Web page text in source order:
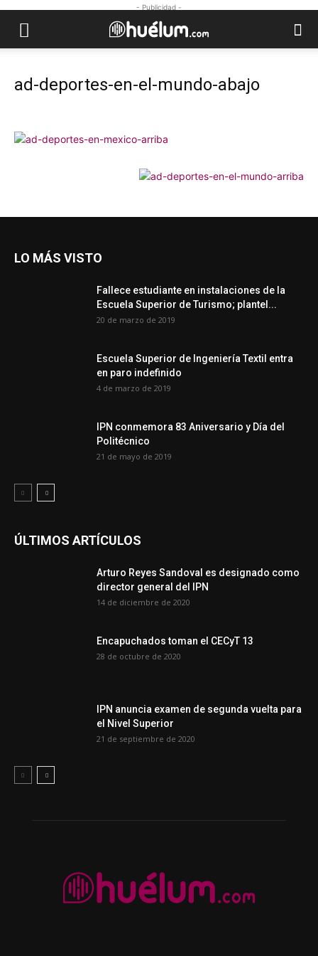
- Publicidad -
ad-deportes-en-el-mundo-abajo
LO MÁS VISTO
Fallece estudiante en instalaciones de la
Escuela Superior de Turismo; plantel...
20 de marzo de 2019
Escuela Superior de Ingeniería Textil entra
en paro indefinido
4 de marzo de 2019
IPN conmemora 83 Aniversario y Día del
Politécnico
21 de mayo de 2019
ÚLTIMOS ARTÍCULOS
Arturo Reyes Sandoval es designado como
director general del IPN
14 de diciembre de 2020
Encapuchados toman el CECyT 13
28 de octubre de 2020
IPN anuncia examen de segunda vuelta para
el Nivel Superior
21 de septiembre de 2020